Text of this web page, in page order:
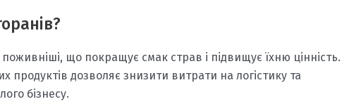
поживніші, що покращує смак страв і підвищує їхню цінність.
продуктів дозволяє знизити витрати на логістику та
бізнесу.